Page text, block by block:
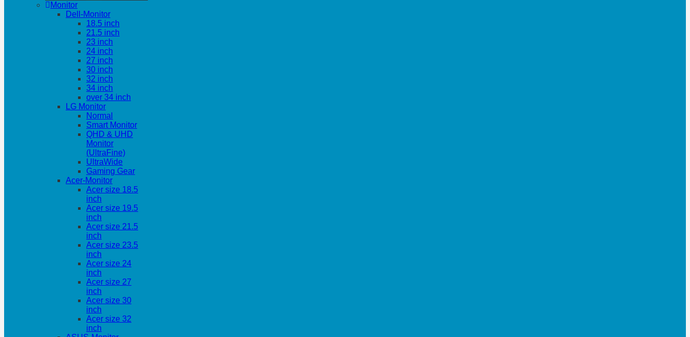
Monitor
Dell-Monitor
18.5 inch
21.5 inch
23 inch
24 inch
27 inch
30 inch
32 inch
34 inch
over 34 inch
LG Monitor
Normal
Smart Monitor
QHD & UHD
Monitor
(UltraFine)
UltraWide
Gaming Gear
Acer-Monitor
Acer size 18.5
inch
Acer size 19.5
inch
Acer size 21.5
inch
Acer size 23.5
inch
Acer size 24
inch
Acer size 27
inch
Acer size 30
inch
Acer size 32
inch